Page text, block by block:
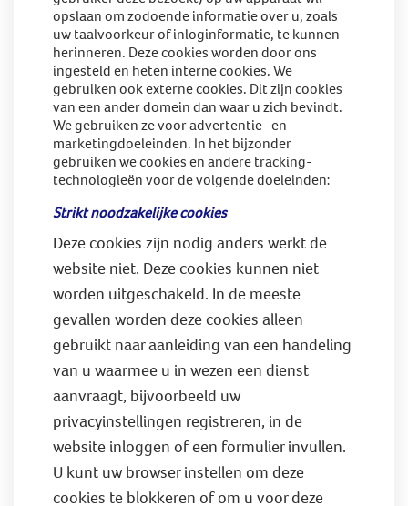
opslaan om zodoende informatie over u, zoals
uw taalvoorkeur of inloginformatie, te kunnen
herinneren. Deze cookies worden door ons
ingesteld en heten interne cookies. We
gebruiken ook externe cookies. Dit zijn cookies
van een ander domein dan waar u zich bevindt.
We gebruiken ze voor advertentie- en
marketingdoeleinden. In het bijzonder
gebruiken we cookies en andere tracking-
technologieën voor de volgende doeleinden:
Strikt noodzakelijke cookies
Deze cookies zijn nodig anders werkt de
website niet. Deze cookies kunnen niet
worden uitgeschakeld. In de meeste
gevallen worden deze cookies alleen
gebruikt naar aanleiding van een handeling
van u waarmee u in wezen een dienst
aanvraagt, bijvoorbeeld uw
privacyinstellingen registreren, in de
website inloggen of een formulier invullen.
U kunt uw browser instellen om deze
cookies te blokkeren of om u voor deze